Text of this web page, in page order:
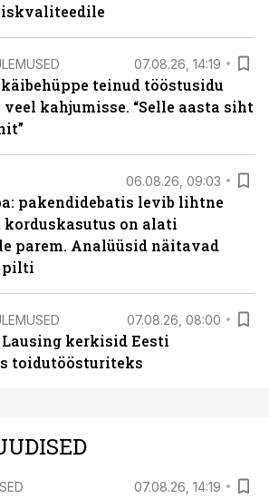
07.08.26, 14:19
teinud tööstusidu
kahjumisse. “Selle aasta siht
06.08.26, 09:03
pakendidebatis levib lihtne
korduskasutus on alati
parem. Analüüsid näitavad
pilti
07.08.26, 08:00
Lausing kerkisid Eesti
toidutöösturiteks
07.08.26, 14:19